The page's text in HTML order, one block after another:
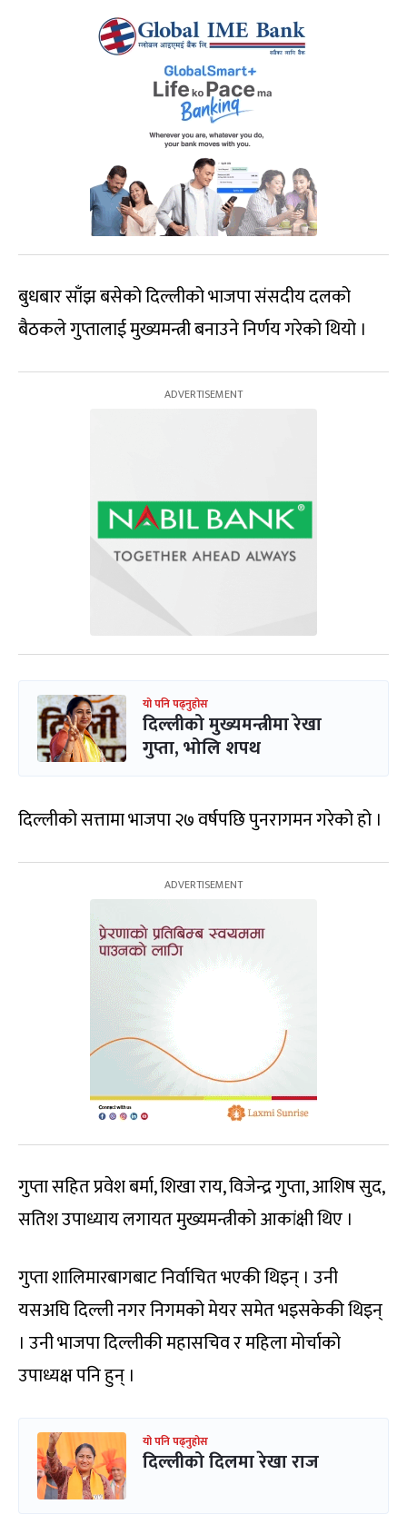
बुधबार साँझ बसेको दिल्लीको भाजपा संसदीय दलको
बैठकले गुप्तालाई मुख्यमन्त्री बनाउने निर्णय गरेको थियो ।
यो पनि पढ्नुहोस
दिल्लीको मुख्यमन्त्रीमा रेखा
गुप्ता, भोलि शपथ
दिल्लीको सत्तामा भाजपा २७ वर्षपछि पुनरागमन गरेको हो ।
गुप्ता सहित प्रवेश बर्मा, शिखा राय, विजेन्द्र गुप्ता, आशिष सुद,
सतिश उपाध्याय लगायत मुख्यमन्त्रीको आकांक्षी थिए ।
गुप्ता शालिमारबागबाट निर्वाचित भएकी थिइन् । उनी
यसअघि दिल्ली नगर निगमको मेयर समेत भइसकेकी थिइन्
। उनी भाजपा दिल्लीकी महासचिव र महिला मोर्चाको
उपाध्यक्ष पनि हुन् ।
यो पनि पढ्नुहोस
दिल्लीको दिलमा रेखा राज